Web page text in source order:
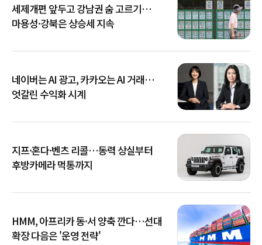
세제개편 앞두고 강남권 숨 고르기…
마용성·강북은 상승세 지속
네이버는 AI 광고, 카카오는 AI 거래…
엇갈린 수익화 시계
지프·혼다·벤츠 리콜…동력 상실부터
후방카메라 먹통까지
HMM, 아프리카 동·서 양축 깐다…선대
확장 다음은 '운영 전략'